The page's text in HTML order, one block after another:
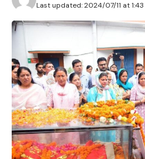
Last updated: 2024/07/11 at 1:43